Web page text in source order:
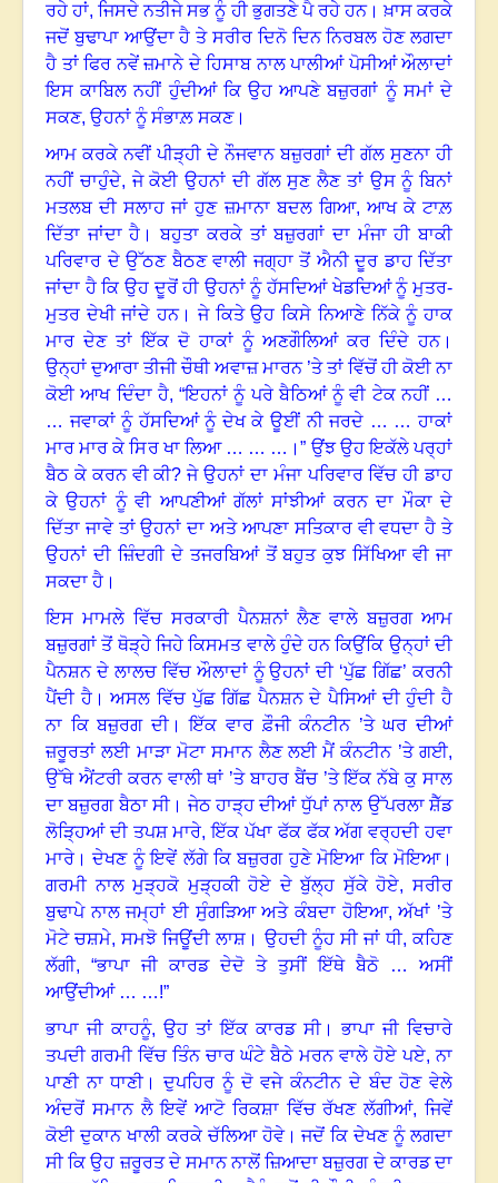
ਰਹੇ ਹਾਂ, ਜਿਸਦੇ ਨਤੀਜੇ ਸਭ ਨੂੰ ਹੀ ਭੁਗਤਣੇ ਪੈ ਰਹੇ ਹਨ।ਖ਼ਾਸ ਕਰਕੇ
ਜਦੋਂ ਬੁਢਾਪਾ ਆਉਂਦਾ ਹੈ ਤੇ ਸਰੀਰ ਦਿਨੋ ਦਿਨ ਨਿਰਬਲ ਹੋਣ ਲਗਦਾ
ਹੈ ਤਾਂ ਫਿਰ ਨਵੇਂ ਜ਼ਮਾਨੇ ਦੇ ਹਿਸਾਬ ਨਾਲ ਪਾਲੀਆਂ ਪੋਸੀਆਂ ਔਲਾਦਾਂ
ਇਸ ਕਾਬਿਲ ਨਹੀਂ ਹੁੰਦੀਆਂ ਕਿ ਉਹ ਆਪਣੇ ਬਜ਼ੁਰਗਾਂ ਨੂੰ ਸਮਾਂ ਦੇ
ਸਕਣ, ਉਹਨਾਂ ਨੂੰ ਸੰਭਾਲ਼ ਸਕਣ।
ਆਮ ਕਰਕੇ ਨਵੀਂ ਪੀੜ੍ਹੀ ਦੇ ਨੌਜਵਾਨ ਬਜ਼ੁਰਗਾਂ ਦੀ ਗੱਲ ਸੁਣਨਾ ਹੀ
ਨਹੀਂ ਚਾਹੁੰਦੇ,ਜੇ ਕੋਈ ਉਹਨਾਂ ਦੀ ਗੱਲ ਸੁਣ ਲੈਣ ਤਾਂ ਉਸ ਨੂੰ ਬਿਨਾਂ
ਮਤਲਬ ਦੀ ਸਲਾਹ ਜਾਂ ਹੁਣ ਜ਼ਮਾਨਾ ਬਦਲ ਗਿਆ, ਆਖ ਕੇ ਟਾਲ਼
ਦਿੱਤਾ ਜਾਂਦਾ ਹੈ ।ਬਹੁਤਾ ਕਰਕੇ ਤਾਂ ਬਜ਼ੁਰਗਾਂ ਦਾ ਮੰਜਾ ਹੀ ਬਾਕੀ
ਪਰਿਵਾਰ ਦੇ ਉੱਠਣ ਬੈਠਣ ਵਾਲੀ ਜਗ੍ਹਾ ਤੋਂ ਐਨੀ ਦੂਰ ਡਾਹ ਦਿੱਤਾ
ਜਾਂਦਾ ਹੈ ਕਿ ਉਹ ਦੂਰੋਂ ਹੀ ਉਹਨਾਂ ਨੂੰ ਹੱਸਦਿਆਂ ਖੇਡਦਿਆਂ ਨੂੰ ਮੁਤਰ-
ਮੁਤਰ ਦੇਖੀ ਜਾਂਦੇ ਹਨ। ਜੇ ਕਿਤੇ ਉਹ ਕਿਸੇ ਨਿਆਣੇ ਨਿੱਕੇ ਨੂੰ ਹਾਕ
ਮਾਰ ਦੇਣ ਤਾਂ ਇੱਕ ਦੋ ਹਾਕਾਂ ਨੂੰ ਅਣਗੌਲਿਆਂ ਕਰ ਦਿੰਦੇ ਹਨ।
ਉਨ੍ਹਾਂ ਦੁਆਰਾ ਤੀਜੀ ਚੌਥੀ ਅਵਾਜ਼ ਮਾਰਨ ’ਤੇ ਤਾਂ ਵਿੱਚੋਂ ਹੀ ਕੋਈ ਨਾ
ਕੋਈ ਆਖ ਦਿੰਦਾ ਹੈ, “ਇਹਨਾਂ ਨੂੰ ਪਰੇ ਬੈਠਿਆਂ ਨੂੰ ਵੀ ਟੇਕ ਨਹੀਂ …
… ਜਵਾਕਾਂ ਨੂੰ ਹੱਸਦਿਆਂ ਨੂੰ ਦੇਖ ਕੇ ਊਈਂ ਨੀ ਜਰਦੇ … … ਹਾਕਾਂ
ਮਾਰ ਮਾਰ ਕੇ ਸਿਰ ਖਾ ਲਿਆ … … … ।” ਉਂਝ ਉਹ ਇਕੱਲੇ ਪਰ੍ਹਾਂ
ਬੈਠ ਕੇ ਕਰਨ ਵੀ ਕੀ? ਜੇ ਉਹਨਾਂ ਦਾ ਮੰਜਾ ਪਰਿਵਾਰ ਵਿੱਚ ਹੀ ਡਾਹ
ਕੇ ਉਹਨਾਂ ਨੂੰ ਵੀ ਆਪਣੀਆਂ ਗੱਲਾਂ ਸਾਂਝੀਆਂ ਕਰਨ ਦਾ ਮੌਕਾ ਦੇ
ਦਿੱਤਾ ਜਾਵੇ ਤਾਂ ਉਹਨਾਂ ਦਾ ਅਤੇ ਆਪਣਾ ਸਤਿਕਾਰ ਵੀ ਵਧਦਾ ਹੈ ਤੇ
ਉਹਨਾਂ ਦੀ ਜ਼ਿੰਦਗੀ ਦੇ ਤਜਰਬਿਆਂ ਤੋਂ ਬਹੁਤ ਕੁਝ ਸਿੱਖਿਆ ਵੀ ਜਾ
ਸਕਦਾ ਹੈ ।
ਇਸ ਮਾਮਲੇ ਵਿੱਚ ਸਰਕਾਰੀ ਪੈਨਸ਼ਨਾਂ ਲੈਣ ਵਾਲੇ ਬਜ਼ੁਰਗ ਆਮ
ਬਜ਼ੁਰਗਾਂ ਤੋਂ ਥੋੜ੍ਹੇ ਜਿਹੇ ਕਿਸਮਤ ਵਾਲੇ ਹੁੰਦੇ ਹਨ ਕਿਉਂਕਿ ਉਨ੍ਹਾਂ ਦੀ
ਪੈਨਸ਼ਨ ਦੇ ਲਾਲਚ ਵਿੱਚ ਔਲਾਦਾਂ ਨੂੰ ਉਹਨਾਂ ਦੀ ‘ਪੁੱਛ ਗਿੱਛ’ ਕਰਨੀ
ਪੈਂਦੀ ਹੈ।ਅਸਲ ਵਿੱਚ ਪੁੱਛ ਗਿੱਛ ਪੈਨਸ਼ਨ ਦੇ ਪੈਸਿਆਂ ਦੀ ਹੁੰਦੀ ਹੈ
ਨਾ ਕਿ ਬਜ਼ੁਰਗ ਦੀ।ਇੱਕ ਵਾਰ ਫ਼ੌਜੀ ਕੰਨਟੀਨ ’ਤੇ ਘਰ ਦੀਆਂ
ਜ਼ਰੂਰਤਾਂ ਲਈ ਮਾੜਾ ਮੋਟਾ ਸਮਾਨ ਲੈਣ ਲਈ ਮੈਂ ਕੰਨਟੀਨ ’ਤੇ ਗਈ,
ਉੱਥੇ ਐਂਟਰੀ ਕਰਨ ਵਾਲੀ ਥਾਂ ’ਤੇ ਬਾਹਰ ਬੈਂਚ ’ਤੇ ਇੱਕ ਨੱਬੇ ਕੁ ਸਾਲ
ਦਾ ਬਜ਼ੁਰਗ ਬੈਠਾ ਸੀ। ਜੇਠ ਹਾੜ੍ਹ ਦੀਆਂ ਧੁੱਪਾਂ ਨਾਲ ਉੱਪਰਲਾ ਸ਼ੈੱਡ
ਲੋੜ੍ਹਿਆਂ ਦੀ ਤਪਸ਼ ਮਾਰੇ,ਇੱਕ ਪੱਖਾ ਫੱਕ ਫੱਕ ਅੱਗ ਵਰ੍ਹਦੀ ਹਵਾ
ਮਾਰੇ ।ਦੇਖਣ ਨੂੰ ਇਵੇਂ ਲੱਗੇ ਕਿ ਬਜ਼ੁਰਗ ਹੁਣੇ ਮੋਇਆ ਕਿ ਮੋਇਆ।
ਗਰਮੀ ਨਾਲ ਮੁੜ੍ਹਕੋ ਮੁੜ੍ਹਕੀ ਹੋਏ ਦੇ ਬੁੱਲ੍ਹ ਸੁੱਕੇ ਹੋਏ,ਸਰੀਰ
ਬੁਢਾਪੇ ਨਾਲ ਜਮ੍ਹਾਂ ਈ ਸੁੰਗੜਿਆ ਅਤੇ ਕੰਬਦਾ ਹੋਇਆ, ਅੱਖਾਂ ’ਤੇ
ਮੋਟੇ ਚਸ਼ਮੇ,ਸਮਝੋ ਜਿਊਂਦੀ ਲਾਸ਼ । ਉਹਦੀ ਨੂੰਹ ਸੀ ਜਾਂ ਧੀ, ਕਹਿਣ
ਲੱਗੀ, “ਭਾਪਾ ਜੀ ਕਾਰਡ ਦੇਦੋ ਤੇ ਤੁਸੀਂ ਇੱਥੇ ਬੈਠੋ … ਅਸੀਂ
ਆਉਂਦੀਆਂ … …!”
ਭਾਪਾ ਜੀ ਕਾਹਨੂੰ, ਉਹ ਤਾਂ ਇੱਕ ਕਾਰਡ ਸੀ।ਭਾਪਾ ਜੀ ਵਿਚਾਰੇ
ਤਪਦੀ ਗਰਮੀ ਵਿੱਚ ਤਿੰਨ ਚਾਰ ਘੰਟੇ ਬੈਠੇ ਮਰਨ ਵਾਲੇ ਹੋਏ ਪਏ, ਨਾ
ਪਾਣੀ ਨਾ ਧਾਣੀ। ਦੁਪਹਿਰ ਨੂੰ ਦੋ ਵਜੇ ਕੰਨਟੀਨ ਦੇ ਬੰਦ ਹੋਣ ਵੇਲੇ
ਅੰਦਰੋਂ ਸਮਾਨ ਲੈ ਇਵੇਂ ਆਟੋ ਰਿਕਸ਼ਾ ਵਿੱਚ ਰੱਖਣ ਲੱਗੀਆਂ, ਜਿਵੇਂ
ਕੋਈ ਦੁਕਾਨ ਖਾਲੀ ਕਰਕੇ ਚੱਲਿਆ ਹੋਵੇ। ਜਦੋਂ ਕਿ ਦੇਖਣ ਨੂੰ ਲਗਦਾ
ਸੀ ਕਿ ਉਹ ਜ਼ਰੂਰਤ ਦੇ ਸਮਾਨ ਨਾਲੋਂ ਜ਼ਿਆਦਾ ਬਜ਼ੁਰਗ ਦੇ ਕਾਰਡ ਦਾ